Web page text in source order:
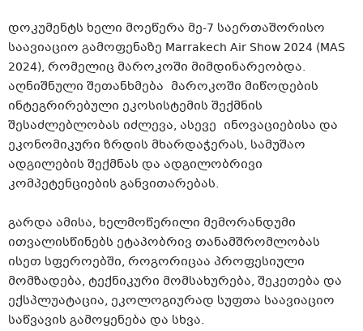
დოკუმენტს ხელი მოეწერა მე-7 საერთაშორისო
საავიაციო გამოფენაზე Marrakech Air Show 2024 (MAS
2024), რომელიც მაროკოში მიმდინარეობდა.
აღნიშნული შეთანხმება მაროკოში მიწოდების
ინტეგრირებული ეკოსისტემის შექმნის
შესაძლებლობას იძლევა, ასევე ინოვაციებისა და
ეკონომიკური ზრდის მხარდაჭერას, სამუშაო
ადგილების შექმნას და ადგილობრივი
კომპეტენციების განვითარებას.
გარდა ამისა, ხელმოწერილი მემორანდუმი
ითვალისწინებს ეტაპობრივ თანამშრომლობას
ისეთ სფეროებში, როგორიცაა პროფესიული
მომზადება, ტექნიკური მომსახურება, შეკეთება და
ექსპლუატაცია, ეკოლოგიურად სუფთა საავიაციო
საწვავის გამოყენება და სხვა.